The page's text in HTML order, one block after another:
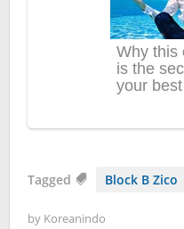
Tagged Block B Zico
by Koreanindo